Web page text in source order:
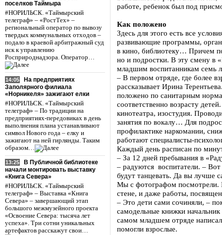
поселков Таймыра
#НОРИЛЬСК. «Таймырский
телеграф» – «РостТех» –
региональный оператор по вывозу
твердых коммунальных отходов –
подало в краевой арбитражный суд
иск к управлению
Росприроднадзора. Оператор…
14:05
На предприятиях
Заполярного филиала
«Норникеля» зажигают елки
#НОРИЛЬСК. «Таймырский
телеграф» – По традиции на
предприятиях-передовиках в день
выполнения плана устанавливают
символ Нового года – елку и
зажигают на ней гирлянды. Таким
образом…
13:25
В Публичной библиотеке
начали монтировать выставку
«Книга Севера»
#НОРИЛЬСК. «Таймырский
телеграф» – Выставка «Книга
Севера» – завершающий этап
большого межмузейного проекта
«Освоение Севера: тысяча лет
успеха». Три сотни уникальных
артефактов расскажут свои…
работе, ребенок был под
Как положено
Здесь для этого есть все
развивающие программы,
в кино, библиотеку… Причем
но и подростки. В эту смену в
младшим воспитанникам семь
– В первом отряде, где более
рассказывает Ирина
положено по санитарным
соответственно возрасту
кинотеатра, изостудия.
занятия по вокалу… Для
профилактике наркомании,
работают специалисты-
Каждый день расписан по
– За 12 дней пребывания в
– радуются воспитатели. –
будут танцевать. Да вы лучше
Мы с фотографом посмотрели.
стене, и даже работы,
– Это дети сами сочиняли, –
самодельные книжки начальник
самом младшем отряде
помогли взрослые.